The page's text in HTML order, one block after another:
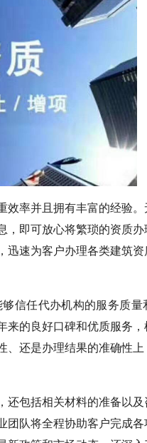
效率并且拥有丰富的经验
，即可放心将繁琐的资质
迅速为客户办理各类建筑
信任代办机构的服务质量
来的良好口碑和优质服务，
、还是办理结果的准确性
包括相关材料的准备以及
队将全程协助客户完成各